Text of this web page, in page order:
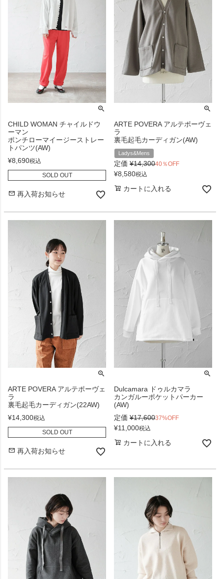
CHILD WOMAN チャイルドウ
ーマン
ポンチローマイージーストレー
トパンツ(AW)
¥8,690税込
SOLD OUT
再入荷お知らせ
ARTE POVERA アルテポーヴェ
ラ
裏毛起毛カーディガン(AW)
Ladys&Mens
定価 ¥14,30040％OFF
¥8,580税込
カートに入れる
ARTE POVERA アルテポーヴェ
ラ
裏毛起毛カーディガン(22AW)
¥14,300税込
SOLD OUT
再入荷お知らせ
Dulcamara ドゥルカマラ
カンガルーポケットパーカー
(AW)
定価 ¥17,60037%OFF
¥11,000税込
カートに入れる